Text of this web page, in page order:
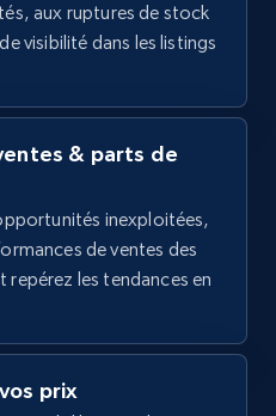
Commencer
rating, Product
max, Rating,
Commencer
aux ruptures de stock
visibilité dans les listings
& parts de
inexploitées,
de ventes des
repérez les tendances en
prix